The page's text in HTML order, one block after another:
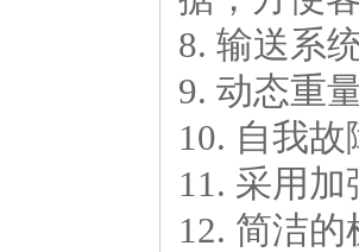
8. 输送系
9. 动态重
10. 自我
11. 采用
12. 简洁